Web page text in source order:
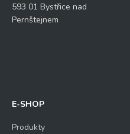
593 01 Bystřice nad
Pernštejnem
E-SHOP
Produkty